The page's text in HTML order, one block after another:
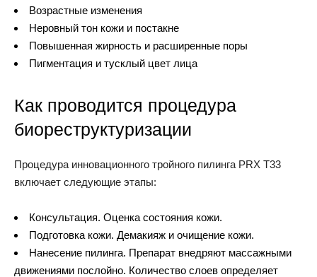
Возрастные изменения
Неровный тон кожи и постакне
Повышенная жирность и расширенные поры
Пигментация и тусклый цвет лица
Как проводится процедура
биореструктуризации
Процедура инновационного тройного пилинга PRX T33
включает следующие этапы:
Консультация. Оценка состояния кожи.
Подготовка кожи. Демакияж и очищение кожи.
Нанесение пилинга. Препарат внедряют массажными
движениями послойно. Количество слоев определяет